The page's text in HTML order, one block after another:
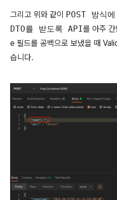
그리고 위와 같이 POST 방식
DTO를 받도록 API를 아주
e 필드를 공백으로 보냈을 때
습니다.